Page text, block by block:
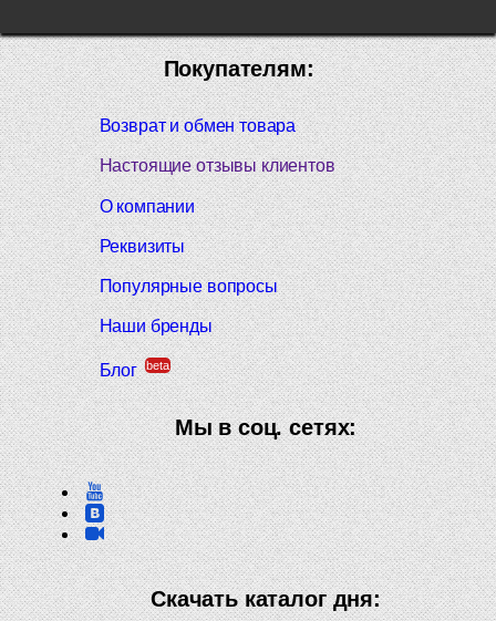
Покупателям:
Возврат и обмен товара
Настоящие отзывы клиентов
О компании
Реквизиты
Популярные вопросы
Наши бренды
Блог beta
Мы в соц. сетях:
Скачать каталог дня: